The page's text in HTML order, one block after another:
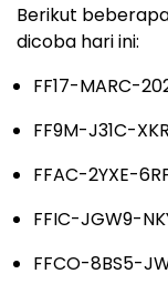
Berikut
dicoba hari ini:
FF17-MARC-
FF9M-J31C-
FFAC-2YXE-
FFIC-JGW9-
FFCO-8BS5-